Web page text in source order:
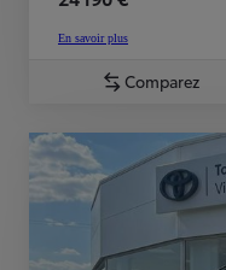
En savoir plus
Comparez